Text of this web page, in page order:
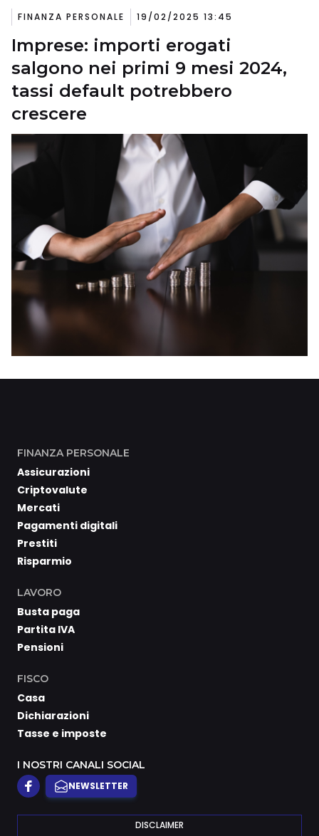
FINANZA PERSONALE 19/02/2025 13:45
Imprese: importi erogati
salgono nei primi 9 mesi 2024,
tassi default potrebbero
crescere
FINANZA PERSONALE
Assicurazioni
Criptovalute
Mercati
Pagamenti digitali
Prestiti
Risparmio
LAVORO
Busta paga
Partita IVA
Pensioni
FISCO
Casa
Dichiarazioni
Tasse e imposte
I NOSTRI CANALI SOCIAL
NEWSLETTER
DISCLAIMER